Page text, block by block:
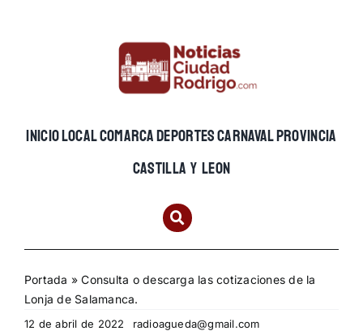
INICIOLOCALCOMARCADEPORTESCARNAVALPROVINCIA
CASTILLA Y LEON
Portada »Consulta o descarga las cotizaciones de la
Lonja de Salamanca.
12 de abril de 2022 radioagueda@gmail.com